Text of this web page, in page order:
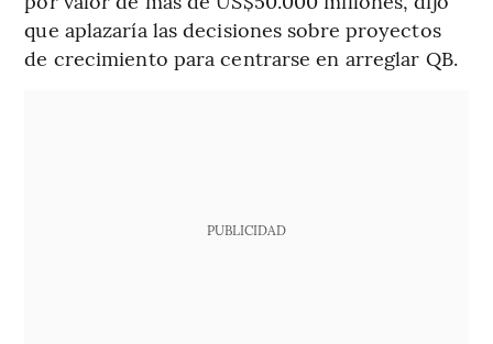
que aplazaría las decisiones sobre proyectos
de crecimiento para centrarse en arreglar QB.
PUBLICIDAD